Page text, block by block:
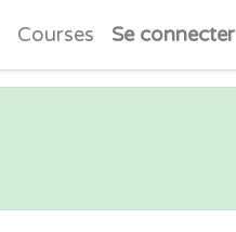
Courses Se connecter